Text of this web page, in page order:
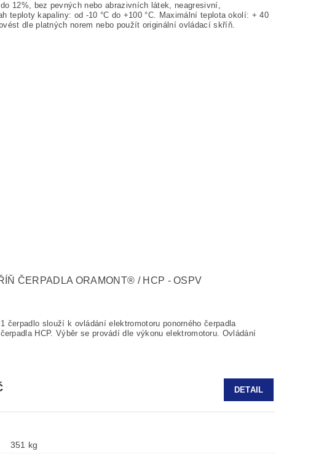
12%, bez pevných nebo abrazivních látek, neagresivní,
kapaliny: od -10 °C do +100 °C. Maximální teplota okolí: + 40
dle platných norem nebo použít originální ovládací skříň.
ČERPADLA ORAMONT® / HCP - OSPV
čerpadlo slouží k ovládání elektromotoru ponorného čerpadla
HCP. Výběr se provádí dle výkonu elektromotoru. Ovládání
DETAIL
351 kg